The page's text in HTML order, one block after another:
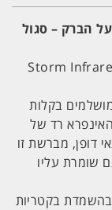
הברק – סגול
Storm
בקלות
רד של
דופן, מברשת זו
שומרת עליו
בקטריות